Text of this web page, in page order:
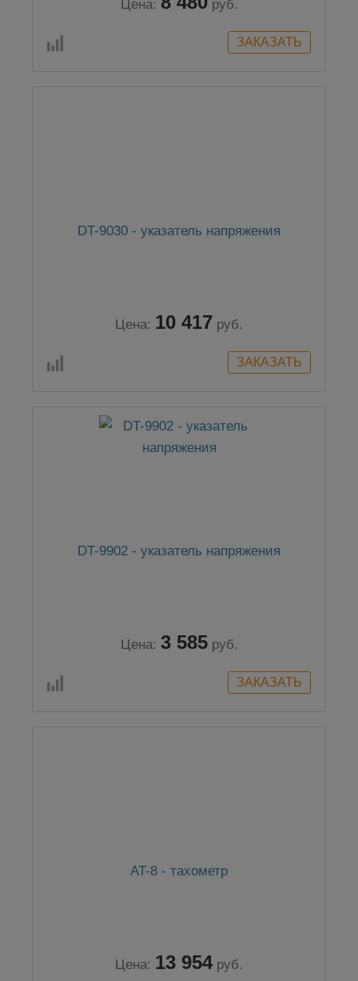
Цена: руб.
DT-9030 - указатель напряжения
Цена: 10 417 руб.
DT-9902 - указатель напряжения
Цена: 3 585 руб.
AT-8 - тахометр
Цена: 13 954 руб.